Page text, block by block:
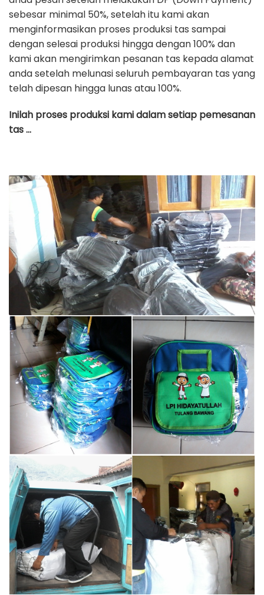
sebesar minimal 50%, setelah itu kami akan
menginformasikan proses produksi tas sampai
dengan selesai produksi hingga dengan 100% dan
kami akan mengirimkan pesanan tas kepada alamat
anda setelah melunasi seluruh pembayaran tas yang
telah dipesan hingga lunas atau 100%.
Inilah proses produksi kami dalam setiap pemesanan
tas …